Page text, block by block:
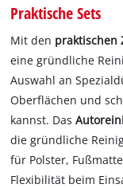
Praktische Sets
Mit den praktischen
eine gründliche
Auswahl an
Oberflächen und
kannst. Das
die gründliche
für Polster,
Flexibilität beim